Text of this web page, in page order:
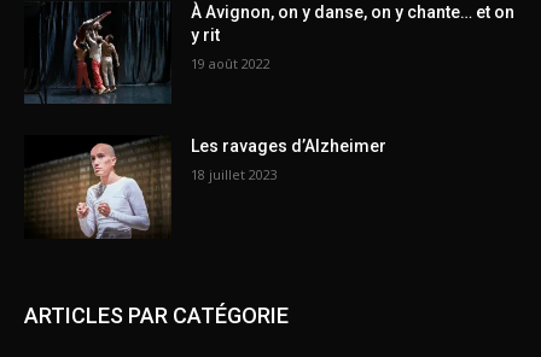
À Avignon, on y danse, on y chante… et on
y rit
19 août 2022
Les ravages d’Alzheimer
18 juillet 2023
ARTICLES PAR CATÉGORIE